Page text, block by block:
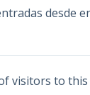
desde